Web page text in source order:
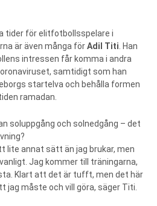
tider för elitfotbollsspelare i
är även många förAdil Titi. Han
intressen får komma i andra
samtidigt som han
startelva och behålla formen
ramadan.
soluppgång och solnedgång – det
lite annat sätt än jag brukar, men
Jag kommer till träningarna,
Klart att det är tufft, men det här
jag måste och vill göra, säger Titi.